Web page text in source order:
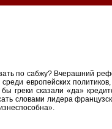
по сабжу? Вчерашний
европейских
греки сказали «да»
словами лидера